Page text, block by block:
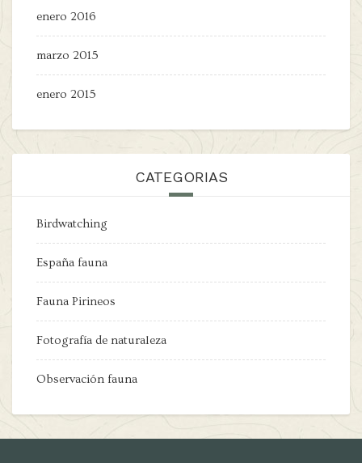
enero 2016
marzo 2015
enero 2015
CATEGORIAS
Birdwatching
España fauna
Fauna Pirineos
Fotografía de naturaleza
Observación fauna